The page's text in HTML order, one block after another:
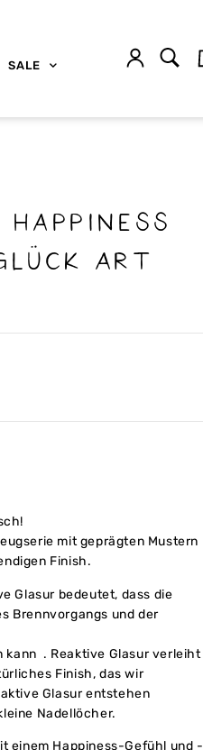
SALE
Art
mit geprägten Mustern
Finish.
Glasur bedeutet, dass die
Brennvorgangs und der
kann . Reaktive Glasur verleiht
Finish, das wir
Glasur entstehen
Nadellöcher.
einem Happiness-Gefühl und -